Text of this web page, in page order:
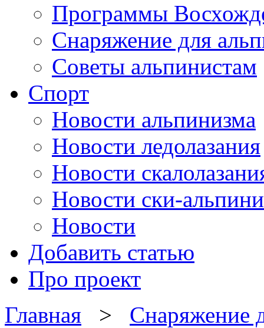
Программы
Снаряжение для
Советы альпинистам
Спорт
Новости альпинизма
Новости ледолазания
Новости
Новости ски-
Новости
Добавить статью
Про проект
Главная > Снаряжение